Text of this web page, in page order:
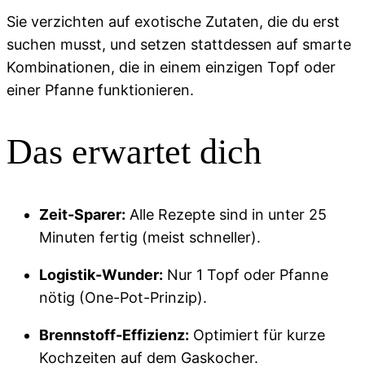
Sie verzichten auf exotische Zutaten, die du erst
suchen musst, und setzen stattdessen auf smarte
Kombinationen, die in einem einzigen Topf oder
einer Pfanne funktionieren.
Das erwartet dich
Zeit-Sparer: Alle Rezepte sind in unter 25
Minuten fertig (meist schneller).
Logistik-Wunder: Nur 1 Topf oder Pfanne
nötig (One-Pot-Prinzip).
Brennstoff-Effizienz: Optimiert für kurze
Kochzeiten auf dem Gaskocher.